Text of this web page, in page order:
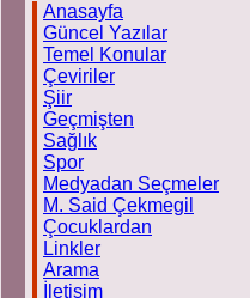
Anasayfa
Güncel Yazılar
Temel Konular
Çeviriler
Şiir
Geçmişten
Sağlık
Spor
Medyadan Seçmeler
M. Said Çekmegil
Çocuklardan
Linkler
Arama
İletişim